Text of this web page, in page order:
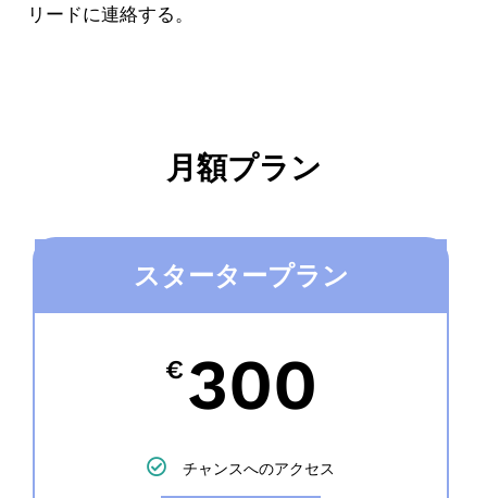
リードに連絡する。
月額プラン
スタータープラン
€ 300
チャンスへのアクセス